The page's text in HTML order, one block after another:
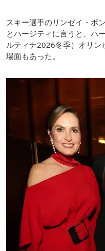
スキー選手のリンゼイ・ボ
とハージティに言うと、ハ
ルティナ2026冬季）オリン
場面もあった。